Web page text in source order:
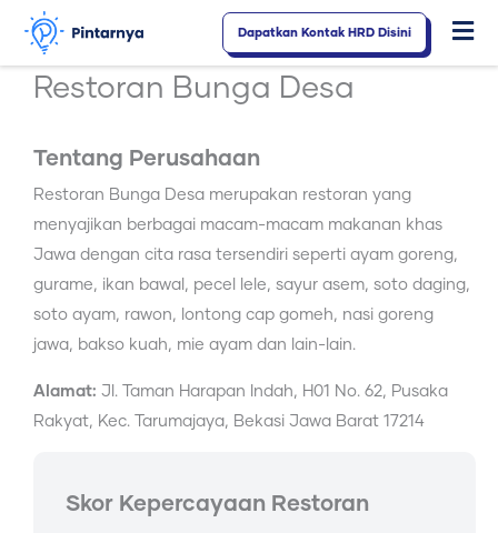
Lewati
konten
Dapatkan Kontak HRD Disini
Restoran Bunga Desa
Tentang Perusahaan
Restoran Bunga Desa merupakan restoran yang
menyajikan berbagai macam-macam makanan khas
Jawa dengan cita rasa tersendiri seperti ayam goreng,
gurame, ikan bawal, pecel lele, sayur asem, soto daging,
soto ayam, rawon, lontong cap gomeh, nasi goreng
jawa, bakso kuah, mie ayam dan lain-lain.
Alamat: Jl. Taman Harapan Indah, H01 No. 62, Pusaka
Rakyat, Kec. Tarumajaya, Bekasi Jawa Barat 17214
Skor Kepercayaan Restoran